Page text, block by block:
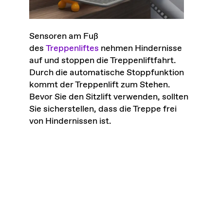
Sensoren am Fuß
des Treppenliftes nehmen Hindernisse
auf und stoppen die Treppenliftfahrt.
Durch die automatische Stoppfunktion
kommt der Treppenlift zum Stehen.
Bevor Sie den Sitzlift verwenden, sollten
Sie sicherstellen, dass die Treppe frei
von Hindernissen ist.